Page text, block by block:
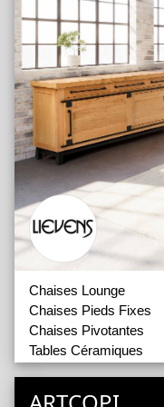
Chaises
Chaises 2
Tables Bois et Forme
Tables à la Carte
Tables céramique
Chaises Lounge
Chaises Pieds Fixes
Chaises Pivotantes
Tables Céramiques
Tables de Bistrot